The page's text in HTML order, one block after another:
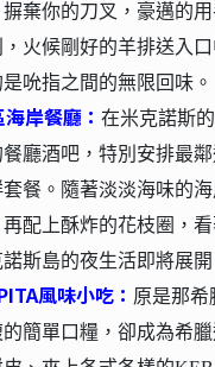
棄你的刀叉，豪邁的
火候剛好的羊排送入
吮指之間的無限回味。
岸餐廳： 在米克諾斯
廳酒吧，特別安排最
餐。隨著淡淡海味的
配上酥炸的花枝圈，
斯島的夜生活即將展開
風味小吃： 原是那希
簡單口糧，卻成為希